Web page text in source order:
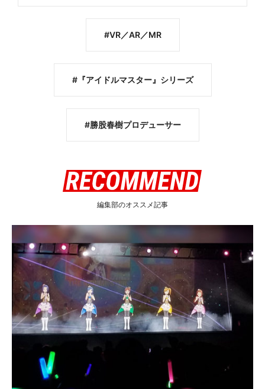
VR／AR／MR
『アイドルマスター』シリーズ
勝股春樹プロデューサー
編集部のオススメ記事